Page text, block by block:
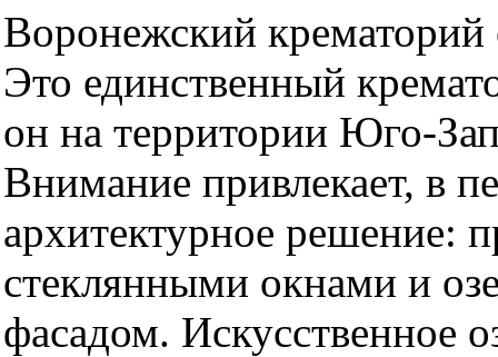
Воронежский крематорий
Это единственный
он на территории Юго-
Внимание привлекает, в
архитектурное решение:
стеклянными окнами и
фасадом. Искусственное